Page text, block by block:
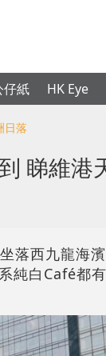
仔紙 HK Eye
日落
睇維港
落西九龍海
白Café都